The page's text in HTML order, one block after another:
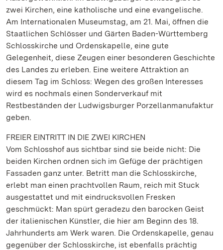
zwei Kirchen, eine katholische und eine evangelische.
Am Internationalen Museumstag, am 21. Mai, öffnen die
Staatlichen Schlösser und Gärten Baden-Württemberg
Schlosskirche und Ordenskapelle, eine gute
Gelegenheit, diese Zeugen einer besonderen Geschichte
des Landes zu erleben. Eine weitere Attraktion an
diesem Tag im Schloss: Wegen des großen Interesses
wird es nochmals einen Sonderverkauf mit
Restbeständen der Ludwigsburger Porzellanmanufaktur
geben.
FREIER EINTRITT IN DIE ZWEI KIRCHEN
Vom Schlosshof aus sichtbar sind sie beide nicht: Die
beiden Kirchen ordnen sich im Gefüge der prächtigen
Fassaden ganz unter. Betritt man die Schlosskirche,
erlebt man einen prachtvollen Raum, reich mit Stuck
ausgestattet und mit eindrucksvollen Fresken
geschmückt: Man spürt geradezu den barocken Geist
der italienischen Künstler, die hier am Beginn des 18.
Jahrhunderts am Werk waren. Die Ordenskapelle, genau
gegenüber der Schlosskirche, ist ebenfalls prächtig